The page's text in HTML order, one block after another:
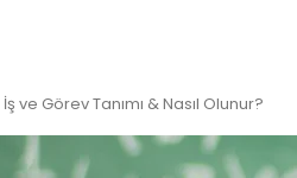
ve Görev Tanımı & Nasıl Olunur?